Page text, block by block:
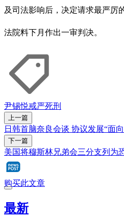
及司法影响后，决定请求最严厉
法院料下月作出一审判决。
尹锡悦戒严死刑
上一篇
日韩首脑奈良会谈 协议发展“面
下一篇
美国将穆斯林兄弟会三分支列为
购买此文章
最新